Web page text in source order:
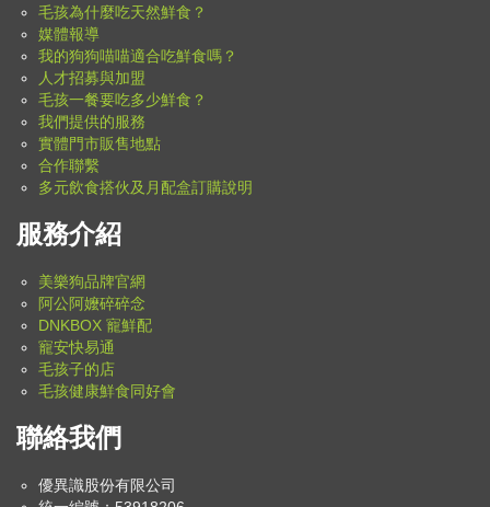
毛孩為什麼吃天然鮮食？
媒體報導
我的狗狗喵喵適合吃鮮食嗎？
人才招募與加盟
毛孩一餐要吃多少鮮食？
我們提供的服務
實體門市販售地點
合作聯繫
多元飲食搭伙及月配盒訂購說明
服務介紹
美樂狗品牌官網
阿公阿嬤碎碎念
DNKBOX 寵鮮配
寵安快易通
毛孩子的店
毛孩健康鮮食同好會
聯絡我們
優異識股份有限公司